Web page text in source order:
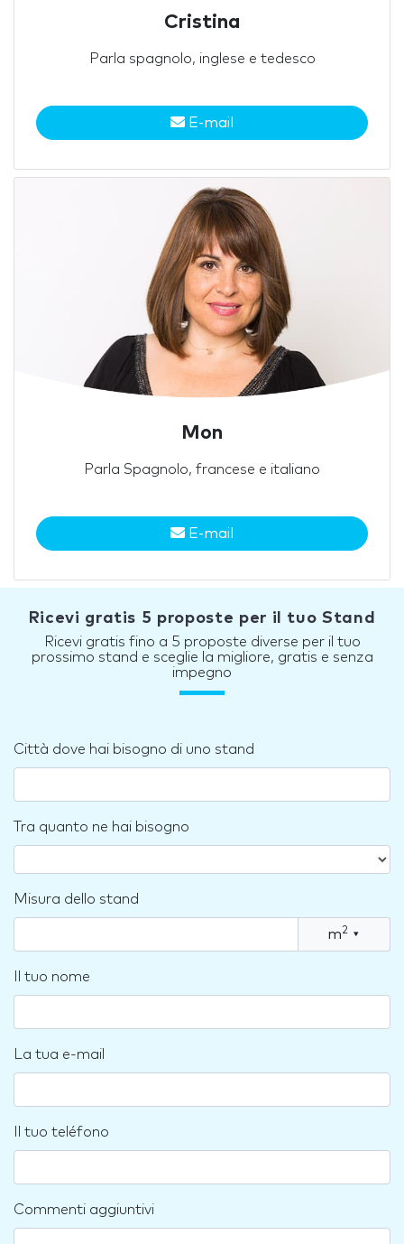
Cristina
Parla spagnolo, inglese e tedesco
E-mail
Mon
Parla Spagnolo, francese e italiano
E-mail
Ricevi gratis 5 proposte per il tuo Stand
Ricevi gratis fino a 5 proposte diverse per il tuo
prossimo stand e sceglie la migliore, gratis e senza
impegno
Città dove hai bisogno di uno stand
Tra quanto ne hai bisogno
Misura dello stand
m2 ▾
Il tuo nome
La tua e-mail
Il tuo teléfono
Commenti aggiuntivi